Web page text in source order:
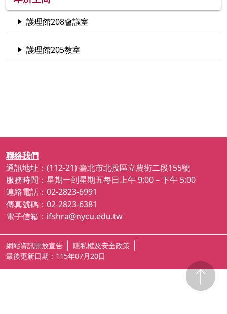
護理館208會議室
護理館205教室
聯絡我們
通訊地址：(112-21) 臺北市北投區立農街二段155號
服務時間：星期一到星期五每日上午 9:00 – 下午 5:00
連絡電話：02-2823-6991
傳真號碼：02-2823-6381
電子信箱：ifshra@nycu.edu.tw
網站資訊開放宣告
隱私權及安全政策
最後更新日期：115年07月20日